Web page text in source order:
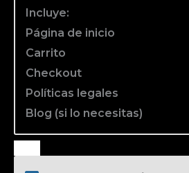
Incluye:
Página de inicio
Carrito
Checkout
Políticas legales
Blog (si lo necesitas)